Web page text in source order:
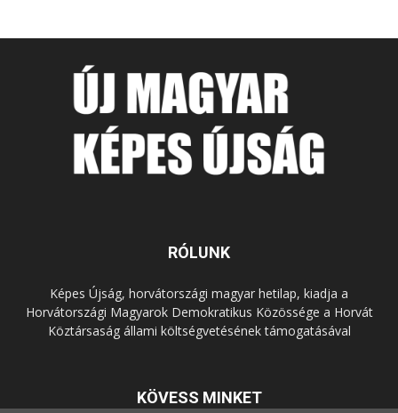
RÓLUNK
Képes Újság, horvátországi magyar hetilap, kiadja a
Horvátországi Magyarok Demokratikus Közössége a Horvát
Köztársaság állami költségvetésének támogatásával
KÖVESS MINKET